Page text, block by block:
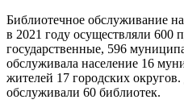
Библиотечное обслуживание
в 2021 году осуществляли 600
государственные, 596
обслуживала население 16
жителей 17 городских округов.
обслуживали 60 библиотек.